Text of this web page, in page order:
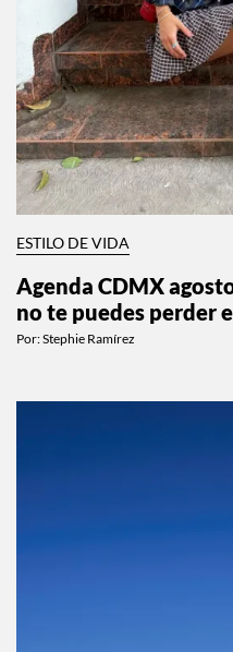
ESTILO DE VIDA
Agenda CDMX
no te puedes perder
Por:Stephie Ramírez